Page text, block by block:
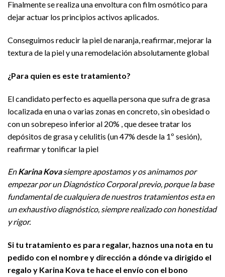
Finalmente se realiza una envoltura con film osmótico para
dejar actuar los principios activos aplicados.
Conseguimos reducir la piel de naranja, reafirmar, mejorar la
textura de la piel y una remodelación absolutamente global
¿Para quien es este tratamiento?
El candidato perfecto es aquella persona que sufra de grasa
localizada en una o varias zonas en concreto, sin obesidad o
con un sobrepeso inferior al 20% , que desee tratar los
depósitos de grasa y celulitis (un 47% desde la 1º sesión),
reafirmar y tonificar la piel
EnKarina Kovasiempre apostamos y os animamos por
empezar por un Diagnóstico Corporal previo, porque la base
fundamental de cualquiera de nuestros tratamientos esta en
un exhaustivo diagnóstico, siempre realizado con honestidad
y rigor.
Si tu tratamiento es para regalar, haznos una nota en tu
pedido con el nombre y dirección a dónde va dirigido el
regalo y Karina Kova te hace el envío con el bono